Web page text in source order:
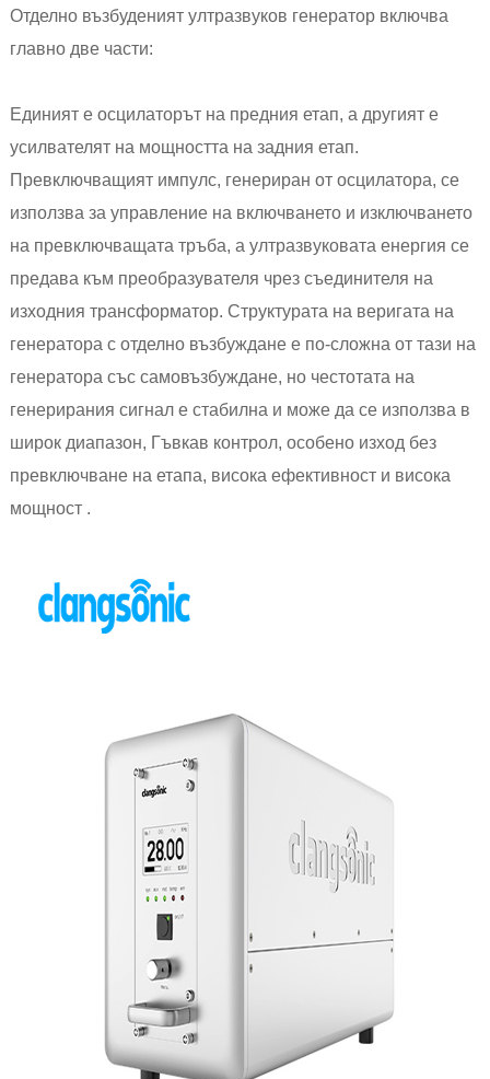
Отделно възбуденият ултразвуков генератор включва
главно две части:
Единият е осцилаторът на предния етап, а другият е
усилвателят на мощността на задния етап.
Превключващият импулс, генериран от осцилатора, се
използва за управление на включването и изключването
на превключващата тръба, а ултразвуковата енергия се
предава към преобразувателя чрез съединителя на
изходния трансформатор. Структурата на веригата на
генератора с отделно възбуждане е по-сложна от тази на
генератора със самовъзбуждане, но честотата на
генерирания сигнал е стабилна и може да се използва в
широк диапазон, Гъвкав контрол, особено изход без
превключване на етапа, висока ефективност и висока
мощност .